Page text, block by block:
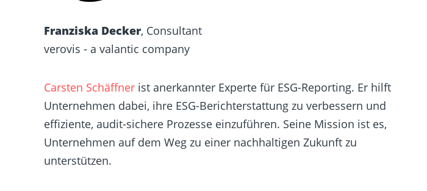
Franziska Decker, Consultant
verovis - a valantic company
Carsten Schäffner ist anerkannter Experte für ESG-Reporting. Er hilft
Unternehmen dabei, ihre ESG-Berichterstattung zu verbessern und
effiziente, audit-sichere Prozesse einzuführen. Seine Mission ist es,
Unternehmen auf dem Weg zu einer nachhaltigen Zukunft zu
unterstützen.